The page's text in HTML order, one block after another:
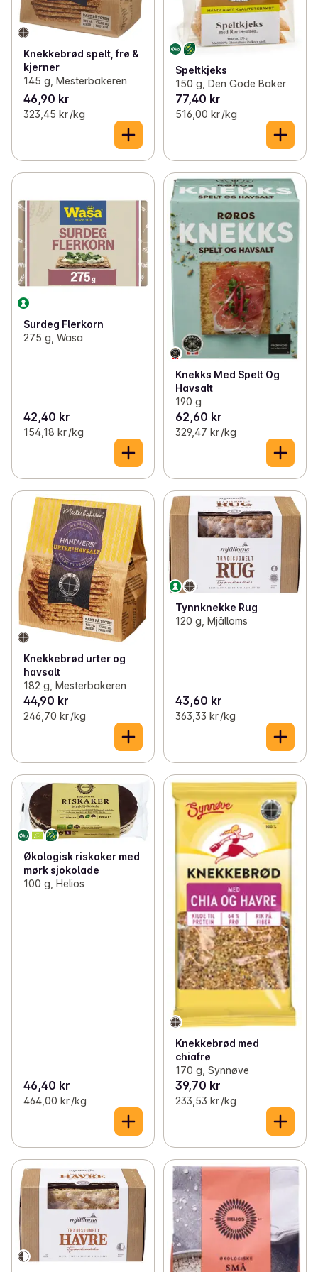
Knekkebrød spelt, frø &
kjerner
145 g, Mesterbakeren
46,90 kr
323,45 kr /kg
Speltkjeks
150 g, Den Gode Baker
77,40 kr
516,00 kr /kg
Surdeg Flerkorn
275 g, Wasa
42,40 kr
154,18 kr /kg
Knekks Med Spelt Og
Havsalt
190 g
62,60 kr
329,47 kr /kg
Knekkebrød urter og
havsalt
182 g, Mesterbakeren
44,90 kr
246,70 kr /kg
Tynnknekke Rug
120 g, Mjälloms
43,60 kr
363,33 kr /kg
Økologisk riskaker med
mørk sjokolade
100 g, Helios
46,40 kr
464,00 kr /kg
Knekkebrød med
chiafrø
170 g, Synnøve
39,70 kr
233,53 kr /kg